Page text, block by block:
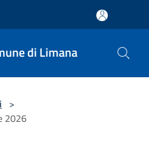
di Limana
>
2026